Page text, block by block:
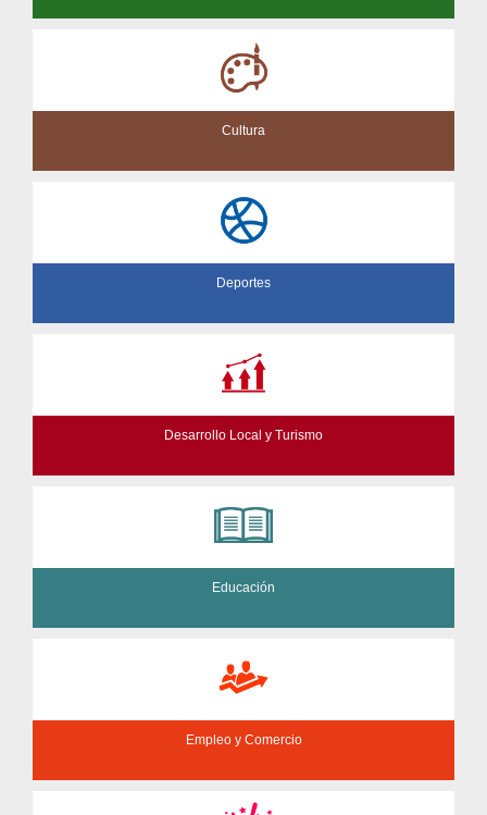
Cultura
Deportes
Desarrollo Local y Turismo
Educación
Empleo y Comercio